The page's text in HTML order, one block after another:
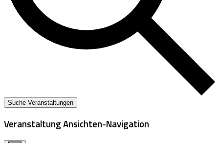
Suche Veranstaltungen
Veranstaltung Ansichten-Navigation